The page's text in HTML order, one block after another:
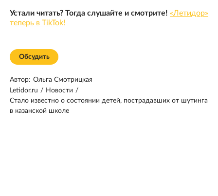
Устали читать? Тогда слушайте и смотрите! «Летидор»
теперь в TikTok!
Обсудить
Автор: Ольга Смотрицкая
Letidor.ru / Новости /
Стало известно о состоянии детей, пострадавших от шутинга
в казанской школе